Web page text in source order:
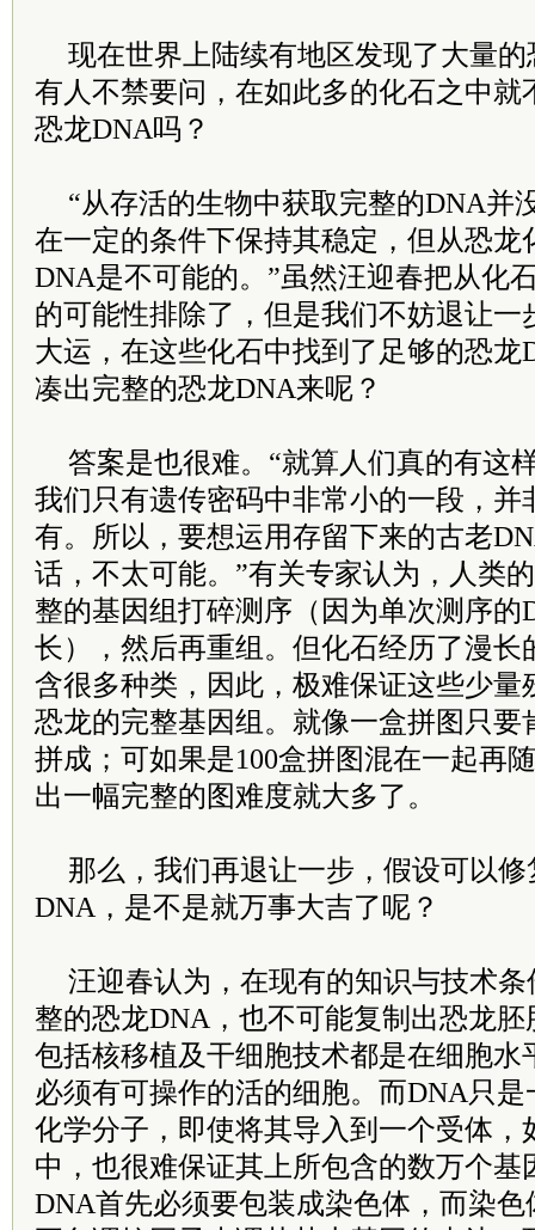
现在世界上陆续有地区发现了大量
有人不禁要问，在如此多的化石之中就
恐龙DNA吗？
“从存活的生物中获取完整的DNA并
在一定的条件下保持其稳定，但从恐龙
DNA是不可能的。”虽然汪迎春把从化
的可能性排除了，但是我们不妨退让一
大运，在这些化石中找到了足够的恐龙
凑出完整的恐龙DNA来呢？
答案是也很难。“就算人们真的有这
我们只有遗传密码中非常小的一段，并
有。所以，要想运用存留下来的古老
话，不太可能。”有关专家认为，人类
整的基因组打碎测序（因为单次测序的
长），然后再重组。但化石经历了漫长
含很多种类，因此，极难保证这些少量
恐龙的完整基因组。就像一盒拼图只要
拼成；可如果是100盒拼图混在一起再
出一幅完整的图难度就大多了。
那么，我们再退让一步，假设可以
DNA，是不是就万事大吉了呢？
汪迎春认为，在现有的知识与技术
整的恐龙DNA，也不可能复制出恐龙
包括核移植及干细胞技术都是在细胞水
必须有可操作的活的细胞。而DNA只
化学分子，即使将其导入到一个受体，
中，也很难保证其上所包含的数万个基
DNA首先必须要包装成染色体，而染